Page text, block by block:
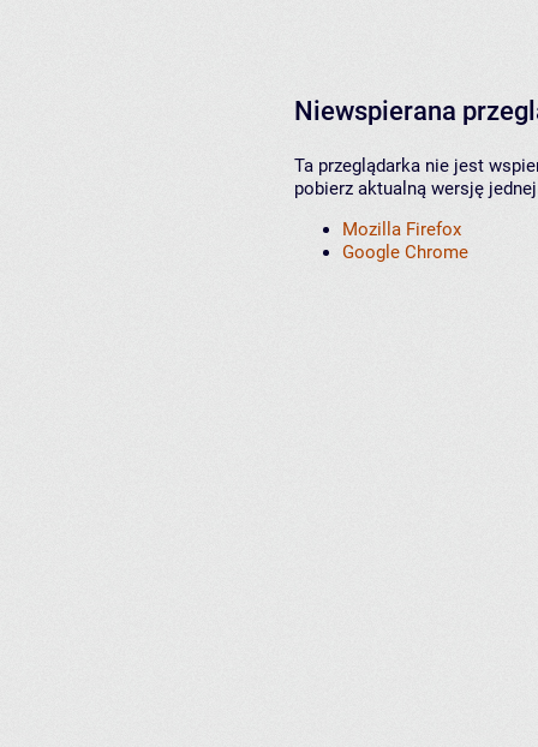
Niewspierana
Ta przeglądarka nie jest
pobierz aktualną wersję
Mozilla Firefox
Google Chrome